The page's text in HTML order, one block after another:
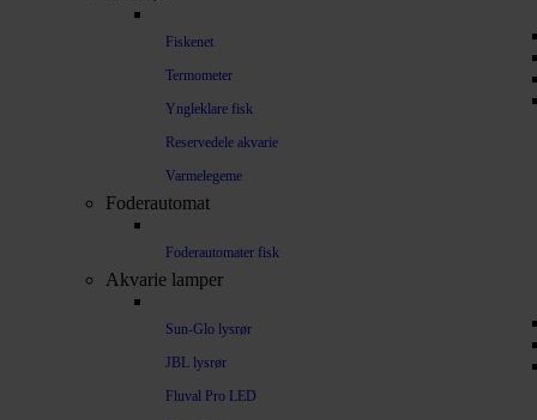
Fiskenet
Termometer
Yngleklare fisk
Reservedele akvarie
Varmelegeme
Foderautomat
Foderautomater fisk
Akvarie lamper
Sun-Glo lysrør
JBL lysrør
Fluval Pro LED